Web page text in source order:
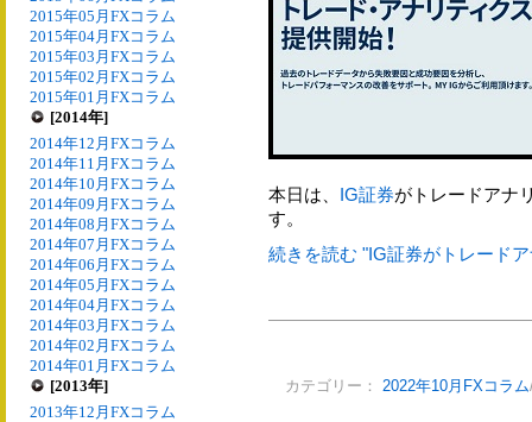
2015年05月FXコラム
2015年04月FXコラム
2015年03月FXコラム
2015年02月FXコラム
2015年01月FXコラム
[2014年]
2014年12月FXコラム
2014年11月FXコラム
2014年10月FXコラム
2014年09月FXコラム
2014年08月FXコラム
2014年07月FXコラム
2014年06月FXコラム
2014年05月FXコラム
2014年04月FXコラム
2014年03月FXコラム
2014年02月FXコラム
2014年01月FXコラム
[2013年]
2013年12月FXコラム
本日は、 IG証券がトレードアナ
す。
続きを読む "IG証券がトレード
カテゴリー： 2022年10月FXコラム